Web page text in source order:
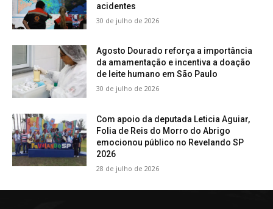
acidentes
30 de julho de 2026
Agosto Dourado reforça a importância
da amamentação e incentiva a doação
de leite humano em São Paulo
30 de julho de 2026
Com apoio da deputada Leticia Aguiar,
Folia de Reis do Morro do Abrigo
emocionou público no Revelando SP
2026
28 de julho de 2026